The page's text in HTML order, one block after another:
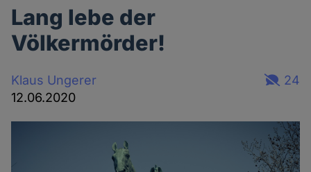
Lang lebe der
Völkermörder!
Klaus Ungerer
12.06.2020
24